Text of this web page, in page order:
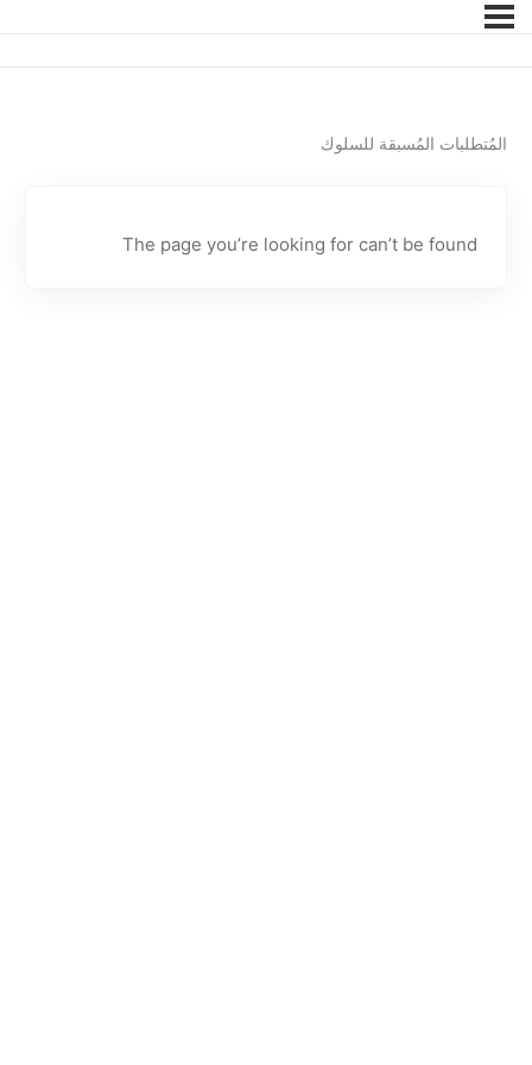
المُتطلبات المُسبقة للسلوك
The page you’re looking for can’t be found